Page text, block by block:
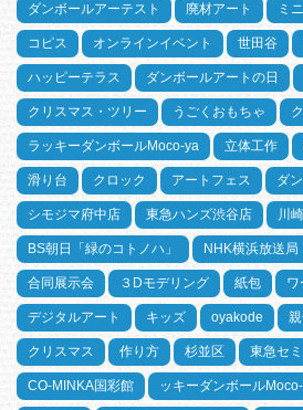
ダンボールアーテスト 廃材アート ミ
コピス オンラインイベント 世田谷
ハッピーテラス ダンボールアートの日
クリスマス・ツリー うごくおもちゃ
ラッキーダンボールMoco-ya 立体工作
滑り台 クロック アートフェス ダ
シモジマ府中店 東急ハンズ渋谷店 川
BS朝日「緑のコトノハ」 NHK横浜放送局
合同展示会 ３Dモデリング 紙包 ワ
デジタルアート キッズ oyakode
クリスマス 作り方 杉並区 東急セ
CO-MINKA国彩館 ッキーダンボール